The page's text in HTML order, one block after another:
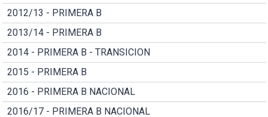
2012/13 - PRIMERA B
2013/14 - PRIMERA B
2014 - PRIMERA B - TRANSICION
2015 - PRIMERA B
2016 - PRIMERA B NACIONAL
2016/17 - PRIMERA B NACIONAL